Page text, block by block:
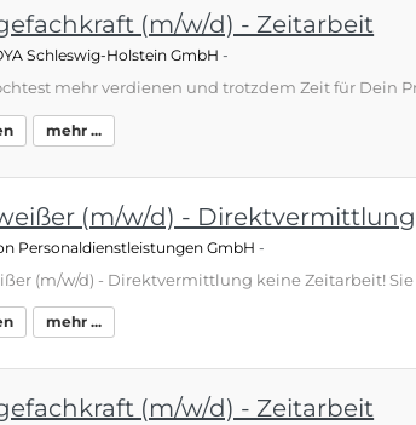
(m/w/d) - Zeitarbeit
Schleswig-Holstein GmbH-
mehr ...
(m/w/d) -
Personaldienstleistungen GmbH-
mehr ...
(m/w/d) - Zeitarbeit